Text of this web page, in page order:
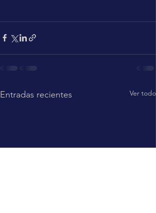
Entradas recientes Ver todo